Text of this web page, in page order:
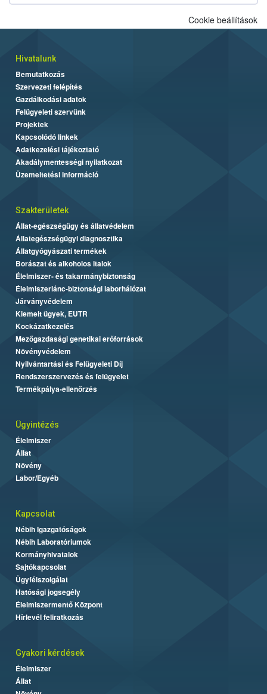
Cookie beállítások
Hivatalunk
Bemutatkozás
Szervezeti felépítés
Gazdálkodási adatok
Felügyeleti szervünk
Projektek
Kapcsolódó linkek
Adatkezelési tájékoztató
Akadálymentességi nyilatkozat
Üzemeltetési információ
Szakterületek
Állat-egészségügy és állatvédelem
Állategészségügyi diagnosztika
Állatgyógyászati termékek
Borászat és alkoholos italok
Élelmiszer- és takarmánybiztonság
Élelmiszerlánc-biztonsági laborhálózat
Járványvédelem
Kiemelt ügyek, EUTR
Kockázatkezelés
Mezőgazdasági genetikai erőforrások
Növényvédelem
Nyilvántartási és Felügyeleti Díj
Rendszerszervezés és felügyelet
Termékpálya-ellenőrzés
Ügyintézés
Élelmiszer
Állat
Növény
Labor/Egyéb
Kapcsolat
Nébih Igazgatóságok
Nébih Laboratóriumok
Kormányhivatalok
Sajtókapcsolat
Ügyfélszolgálat
Hatósági jogsegély
Élelmiszermentő Központ
Hírlevél feliratkozás
Gyakori kérdések
Élelmiszer
Állat